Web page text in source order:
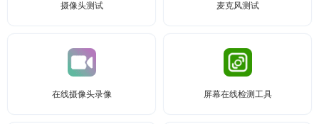
摄像头测试 麦克风测试
在线摄像头录像 屏幕在线检测工具